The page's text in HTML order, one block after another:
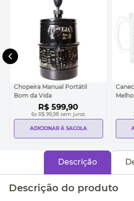
Chopeira Manual Portátil
Bom da Vida
R$ 599,90
6x R$ 99,98 sem juros
ADICIONAR À SACOLA
Descrição
Descrição do produto